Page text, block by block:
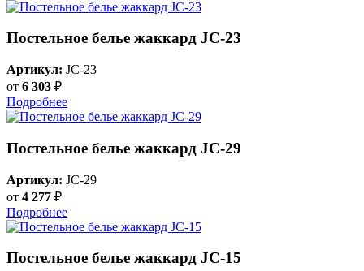
Постельное белье жаккард JC-23
Артикул: JC-23
от 6 303 ₽
Подробнее
Постельное белье жаккард JC-29
Артикул: JC-29
от 4 277 ₽
Подробнее
Постельное белье жаккард JC-15